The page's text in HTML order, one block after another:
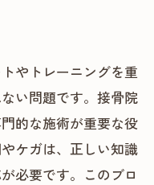
やトレーニングを重
い問題です。接骨院
的な施術が重要な役
ケガは、正しい知識
必要です。このブロ